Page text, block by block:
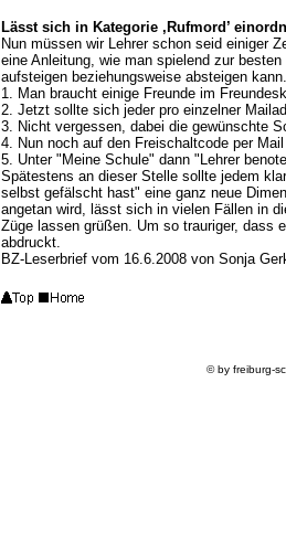
Lässt sich in Kategorie ,Rufmord’
Nun müssen wir Lehrer schon seid einiger
eine Anleitung, wie man spielend zur
aufsteigen beziehungsweise absteigen kann.
1. Man braucht einige Freunde im
2. Jetzt sollte sich jeder pro einzelner
3. Nicht vergessen, dabei die gewünschte
4. Nun noch auf den Freischaltcode per
5. Unter "Meine Schule" dann "Lehrer
Spätestens an dieser Stelle sollte jedem
selbst gefälscht hast" eine ganz neue
angetan wird, lässt sich in vielen Fällen in
Züge lassen grüßen. Um so trauriger, dass
abdruckt.
BZ-Leserbrief vom 16.6.2008 von Sonja
© by freiburg-